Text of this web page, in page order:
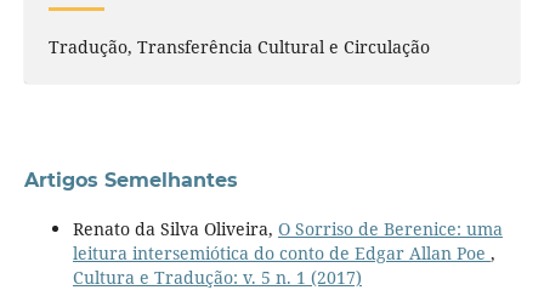
Tradução, Transferência Cultural e Circulação
Artigos Semelhantes
Renato da Silva Oliveira, O Sorriso de Berenice: uma
leitura intersemiótica do conto de Edgar Allan Poe ,
Cultura e Tradução: v. 5 n. 1 (2017)